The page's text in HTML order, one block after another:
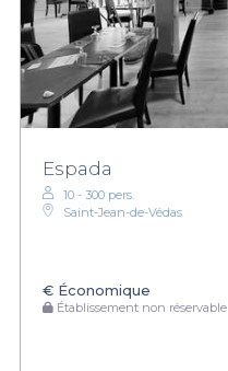
Espada
10 - 300 pers.
Saint-Jean-de-Védas
€ Économique
Établissement non réservable